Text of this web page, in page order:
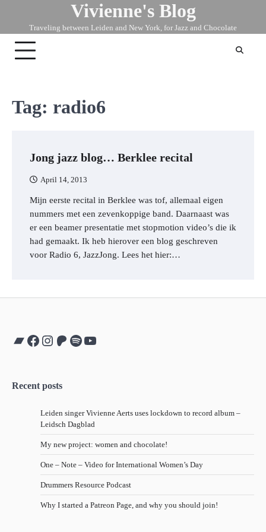
content
Vivienne's Blog
Traveling between Leiden and New York, for Jazz and Chocolate
Tag: radio6
Jong jazz blog… Berklee recital
April 14, 2013
Mijn eerste recital in Berklee was tof, allemaal eigen
nummers met een zevenkoppige band. Daarnaast was
er een beamer presentatie met stopmotion video’s die ik
had gemaakt. Ik heb hierover een blog geschreven
voor Radio 6, JazzJong. Lees het hier:…
Bandcamp
Facebook
Instagram
Patreon
Spotify
YouTube
Recent posts
Leiden singer Vivienne Aerts uses lockdown to record album –
Leidsch Dagblad
My new project: women and chocolate!
One – Note – Video for International Women’s Day
Drummers Resource Podcast
Why I started a Patreon Page, and why you should join!